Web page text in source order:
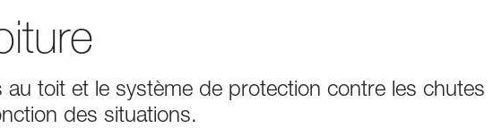
au toit et le système de protection contre les chutes
des situations.